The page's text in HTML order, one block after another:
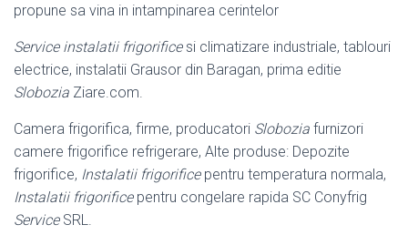
propune sa vina in intampinarea cerintelor
Service instalatii frigorificesi climatizare industriale, tablouri
electrice, instalatii Grausor din Baragan, prima editie
Slobozia Ziare.com.
Camera frigorifica, firme, producatori Slobozia furnizori
camere frigorifice refrigerare, Alte produse: Depozite
frigorifice, Instalatii frigorificepentru temperatura normala,
Instalatii frigorificepentru congelare rapida SC Conyfrig
ServiceSRL.